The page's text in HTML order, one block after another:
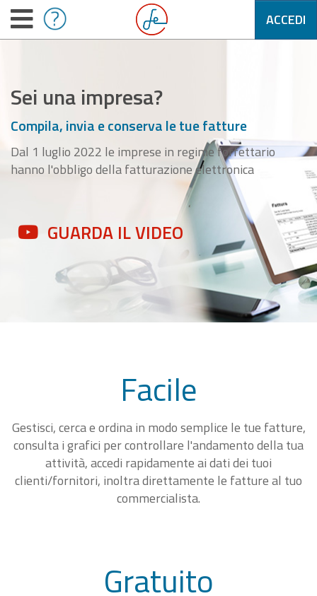
ACCEDI
Sei una impresa?
Compila, invia e conserva le tue fatture
Dal 1 luglio 2022 le imprese in regime forfettario
hanno l'obbligo della fatturazione elettronica
GUARDA IL VIDEO
Facile
Gestisci, cerca e ordina in modo semplice le tue fatture,
consulta i grafici per controllare l'andamento della tua
attività, accedi rapidamente ai dati dei tuoi
clienti/fornitori, inoltra direttamente le fatture al tuo
commercialista.
Gratuito